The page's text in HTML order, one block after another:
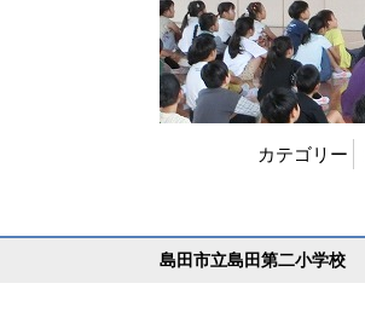
カテゴリー
島田市立島田第二小学校